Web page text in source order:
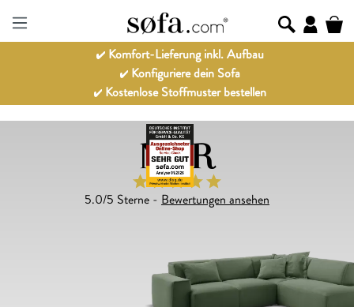
Komfort-Lieferung inkl. Aufbau
Konfiguriere dein Sofa
Kostenlose Stoffmuster bestellen
NOR
5.0/5 Sterne - Bewertungen ansehen